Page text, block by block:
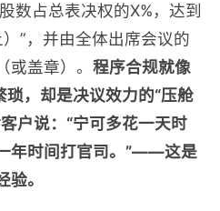
数占总表决权的X%，达到
”，并由全体出席会议的
盖章）。 程序合规就像
琐，却是决议效力的“压舱
户说：“宁可多花一天时
年时间打官司。”——这是
。